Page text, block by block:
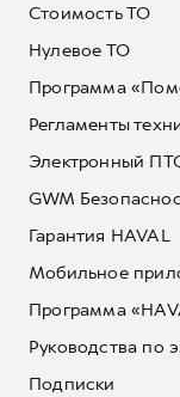
Стоимость ТО
Нулевое ТО
Программа
Регламенты
Электронный
GWM
Гарантия HAVAL
Мобильное
Программа
Руководства по
Подписки